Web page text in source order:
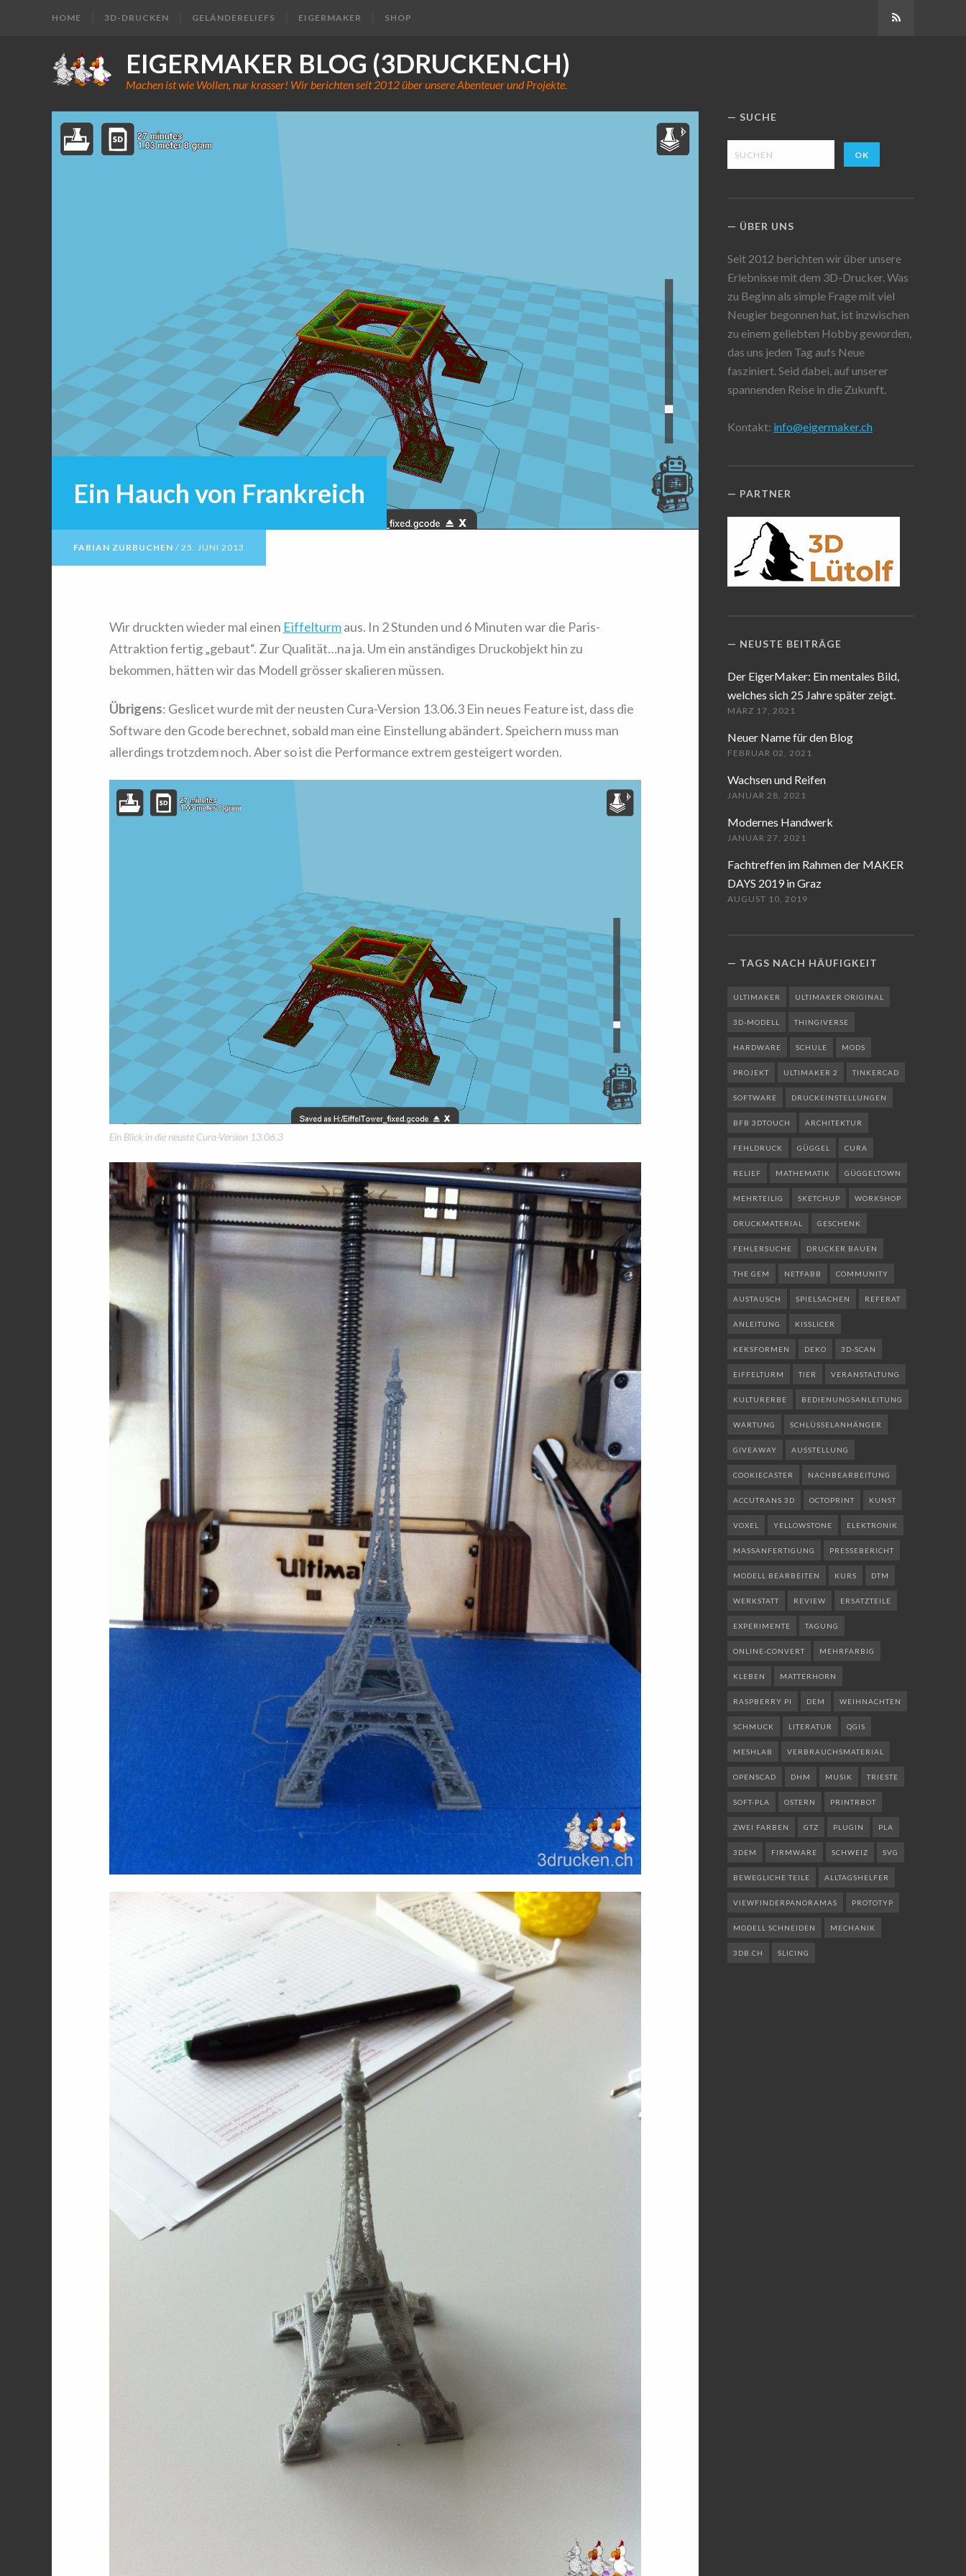
HOME 3D-DRUCKEN GELÄNDERELIEFS EIGERMAKER SHOP
EIGERMAKER BLOG (3DRUCKEN.CH)
Machen ist wie Wollen, nur krasser! Wir berichten seit 2012 über unsere Abenteuer und Projekte.
Ein Hauch von Frankreich
FABIAN ZURBUCHEN / 25. JUNI 2013
Wir druckten wieder mal einen Eiffelturmaus. In 2 Stunden und 6 Minuten war die Paris-
Attraktion fertig „gebaut“. Zur Qualität…na ja. Um ein anständiges Druckobjekt hin zu
bekommen, hätten wir das Modell grösser skalieren müssen.
Übrigens: Geslicet wurde mit der neusten Cura-Version 13.06.3 Ein neues Feature ist, dass die
Software den Gcode berechnet, sobald man eine Einstellung abändert. Speichern muss man
allerdings trotzdem noch. Aber so ist die Performance extrem gesteigert worden.
Ein Blick in die neuste Cura-Version 13.06.3
SUCHE
ÜBER UNS
Seit 2012 berichten wir über unsere
Erlebnisse mit dem 3D-Drucker. Was
zu Beginn als simple Frage mit viel
Neugier begonnen hat, ist inzwischen
zu einem geliebten Hobby geworden,
das uns jeden Tag aufs Neue
fasziniert. Seid dabei, auf unserer
spannenden Reise in die Zukunft.
Kontakt: info@eigermaker.ch
PARTNER
NEUSTE BEITRÄGE
Der EigerMaker: Ein mentales Bild,
welches sich 25 Jahre später zeigt.
MÄRZ 17, 2021
Neuer Name für den Blog
FEBRUAR 02, 2021
Wachsen und Reifen
JANUAR 28, 2021
Modernes Handwerk
JANUAR 27, 2021
Fachtreffen im Rahmen der MAKER
DAYS 2019 in Graz
AUGUST 10, 2019
TAGS NACH HÄUFIGKEIT
ULTIMAKER ULTIMAKER ORIGINAL
3D-MODELL THINGIVERSE
HARDWARE SCHULE MODS
PROJEKT ULTIMAKER 2 TINKERCAD
SOFTWARE DRUCKEINSTELLUNGEN
BFB 3DTOUCH ARCHITEKTUR
FEHLDRUCK GÜGGEL CURA
RELIEF MATHEMATIK GÜGGELTOWN
MEHRTEILIG SKETCHUP WORKSHOP
DRUCKMATERIAL GESCHENK
FEHLERSUCHE DRUCKER BAUEN
THE GEM NETFABB COMMUNITY
AUSTAUSCH SPIELSACHEN REFERAT
ANLEITUNG KISSLICER
KEKSFORMEN DEKO 3D-SCAN
EIFFELTURM TIER VERANSTALTUNG
KULTURERBE BEDIENUNGSANLEITUNG
WARTUNG SCHLÜSSELANHÄNGER
GIVEAWAY AUSSTELLUNG
COOKIECASTER NACHBEARBEITUNG
ACCUTRANS 3D OCTOPRINT KUNST
VOXEL YELLOWSTONE ELEKTRONIK
MASSANFERTIGUNG PRESSEBERICHT
MODELL BEARBEITEN KURS DTM
WERKSTATT REVIEW ERSATZTEILE
EXPERIMENTE TAGUNG
ONLINE-CONVERT MEHRFARBIG
KLEBEN MATTERHORN
RASPBERRY PI DEM WEIHNACHTEN
SCHMUCK LITERATUR QGIS
MESHLAB VERBRAUCHSMATERIAL
OPENSCAD DHM MUSIK TRIESTE
SOFT-PLA OSTERN PRINTRBOT
ZWEI FARBEN GTZ PLUGIN PLA
3DEM FIRMWARE SCHWEIZ SVG
BEWEGLICHE TEILE ALLTAGSHELFER
VIEWFINDERPANORAMAS PROTOTYP
MODELL SCHNEIDEN MECHANIK
3DB.CH SLICING